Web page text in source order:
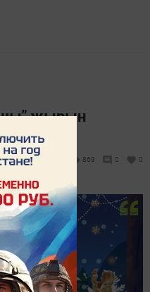
җырын
869 0 0